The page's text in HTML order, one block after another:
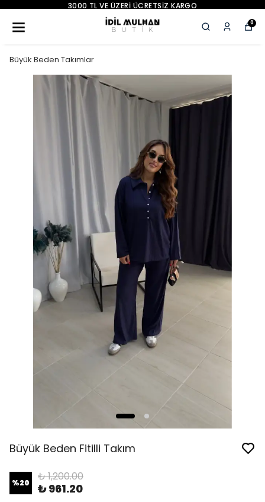
3000 TL VE ÜZERI ÜCRETSIZ KARGO
0
Büyük Beden Takımlar
Büyük Beden Fitilli Takım
%20 ₺ 1,200.00
₺ 961.20